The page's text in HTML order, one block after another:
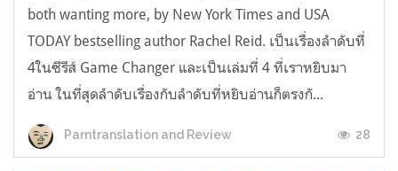
both wanting more, by New York Times and USA
TODAY bestselling author Rachel Reid. เป็นเรื่องลำดับที่
4ในซีรีส์ Game Changer และเป็นเล่มที่ 4 ที่เราหยิบมา
อ่าน ในที่สุดลำดับเรื่องกับลำดับที่หยิบอ่านก็ตรงกั...
Parntranslation and Review 28